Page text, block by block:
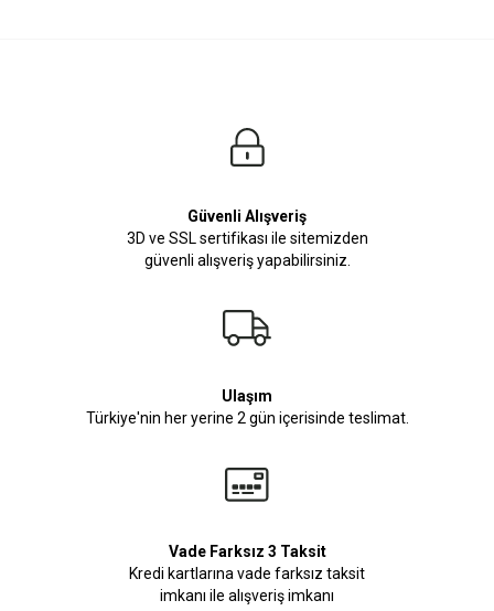
Güvenli Alışveriş
3D ve SSL sertifikası ile sitemizden
güvenli alışveriş yapabilirsiniz.
Ulaşım
Türkiye'nin her yerine 2 gün içerisinde teslimat.
Vade Farksız 3 Taksit
Kredi kartlarına vade farksız taksit
imkanı ile alışveriş imkanı